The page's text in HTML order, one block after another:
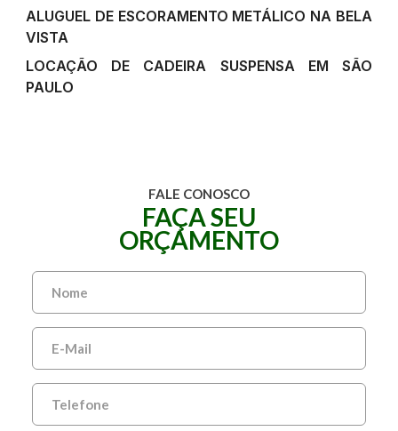
ALUGUEL DE ESCORAMENTO METÁLICO NA BELA
VISTA
LOCAÇÃO DE CADEIRA SUSPENSA EM SÃO
PAULO
FALE CONOSCO
FAÇA SEU
ORÇAMENTO